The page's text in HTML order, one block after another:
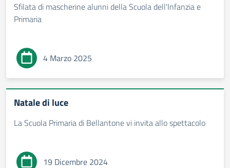
Sfilata di mascherine alunni della Scuola dell'Infanzia e
Primaria
4 Marzo 2025
Natale di luce
La Scuola Primaria di Bellantone vi invita allo spettacolo
19 Dicembre 2024